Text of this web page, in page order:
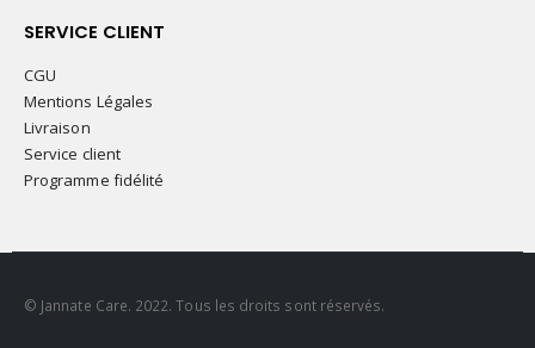
SERVICE CLIENT
CGU
Mentions Légales
Livraison
Service client
Programme fidélité
© Jannate Care. 2022. Tous les droits sont réservés.